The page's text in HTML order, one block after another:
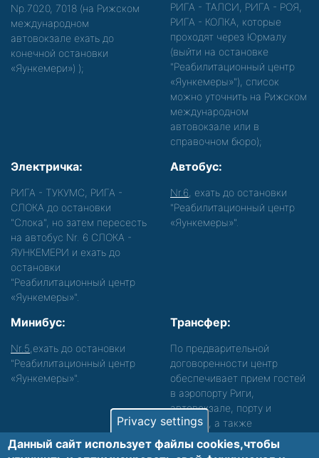
Nр.7020, 7018 (на Рижском
международном
автовокзале ехать до
конечной остановки
«Яункемери») );
РИГА - ТАЛСИ, РИГА - РОЯ,
РИГА - КОЛКА, которые
проходят через Юрмалу
(выйти на остановке
"Реабилитационный центр
«Яункемеры»"), список
можно уточнить на Рижском
международном
автовокзале или в
справочном бюро);
Электричка:
РИГА - ТУКУМС, РИГА -
СЛОКА до остановки
"Слока", но затем пересесть
на автобус Nr. 6 СЛОКА -
ЯУНКЕМЕРИ и ехать до
остановки
"Реабилитационный центр
«Яункемеры»".
Автобус:
Nr.6 , ехать до остановки
"Реабилитационный центр
«Яункемеры»".
Минибус:
Nr.5 ,ехать до остановки
"Реабилитационный центр
«Яункемеры»".
Трансфер:
По предварительной
договоренности центр
обеспечивает прием гостей
в аэропорту Риги,
автовокзале, порту и
вокзале, а также
сопровождение. Просьба
звонить, чтобы уточнить
Privacy settings
Данный сайт использует файлы cookies,чтобы